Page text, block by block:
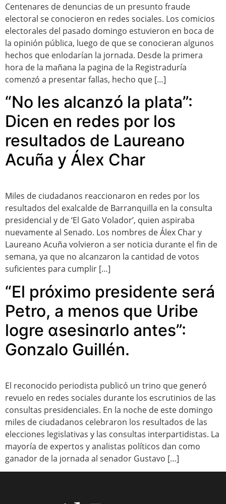
Centenares de denuncias de un presunto fraude
electoral se conocieron en redes sociales. Los comicios
electorales del pasado domingo estuvieron en boca de
la opinión pública, luego de que se conocieran algunos
hechos que enlodarían la jornada. Desde la primera
hora de la mañana la pagina de la Registraduría
comenzó a presentar fallas, hecho que […]
“No les alcanzó la plata”:
Dicen en redes por los
resultados de Laureano
Acuña y Álex Char
Miles de ciudadanos reaccionaron en redes por los
resultados del exalcalde de Barranquilla en la consulta
presidencial y de ‘El Gato Volador’, quien aspiraba
nuevamente al Senado. Los nombres de Álex Char y
Laureano Acuña volvieron a ser noticia durante el fin de
semana, ya que no alcanzaron la cantidad de votos
suficientes para cumplir […]
“El próximo presidente será
Petro, a menos que Uribe
logre αsesinαrlo antes”:
Gonzalo Guillén.
El reconocido periodista publicó un trino que generó
revuelo en redes sociales durante los escrutinios de las
consultas presidenciales. En la noche de este domingo
miles de ciudadanos celebraron los resultados de las
elecciones legislativas y las consultas interpartidistas. La
mayoría de expertos y analistas políticos dan como
ganador de la jornada al senador Gustavo […]